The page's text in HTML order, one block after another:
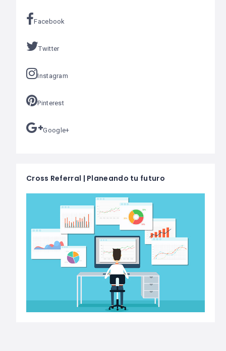
Facebook
Twitter
Instagram
Pinterest
Google+
Cross Referral | Planeando tu futuro